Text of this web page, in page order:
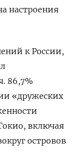
настроения
к России,
86,7%
«дружеских
включая
островов